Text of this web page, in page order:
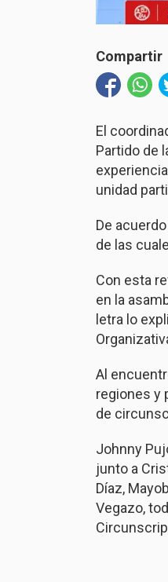
Compartir
El
Partido de
unidad
De
de las
Con esta
en la
letra lo
Al
regiones y
de
Johnny
junto a
Díaz,
Vegazo,